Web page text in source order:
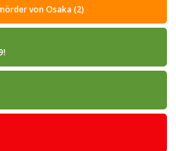
von Osaka (2)